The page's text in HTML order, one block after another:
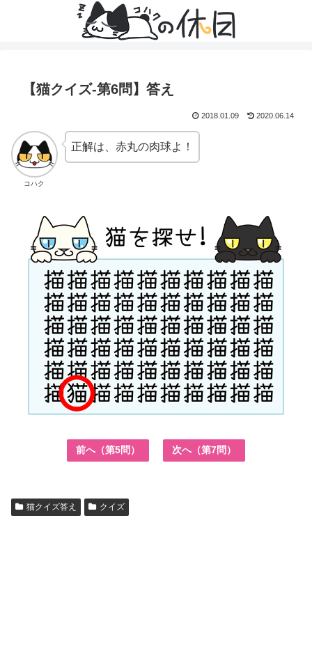
【猫クイズ-第6問】答え
2018.01.09 2020.06.14
コハク
正解は、赤丸の肉球よ！
前へ（第5問） 次へ（第7問）
猫クイズ答え クイズ